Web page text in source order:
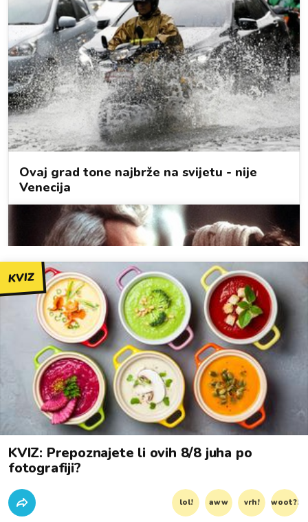
KVIZ
KVIZ: Prepoznajete li ovih 8/8 juha po
fotografiji?
lol! aww vrh! woot?!